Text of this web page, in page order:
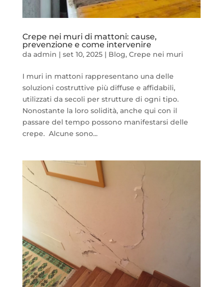
Crepe nei muri di mattoni: cause,
prevenzione e come intervenire
da admin | set 10, 2025| Blog, Crepe nei muri
I muri in mattoni rappresentano una delle
soluzioni costruttive più diffuse e affidabili,
utilizzati da secoli per strutture di ogni tipo.
Nonostante la loro solidità, anche qui con il
passare del tempo possono manifestarsi delle
crepe. Alcune sono...